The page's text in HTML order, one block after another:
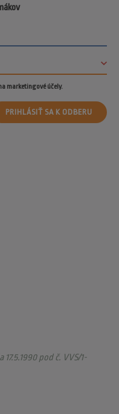
pod č. VVS/1-
marketingové účely.
PRIHLÁSIŤ SA K ODBERU